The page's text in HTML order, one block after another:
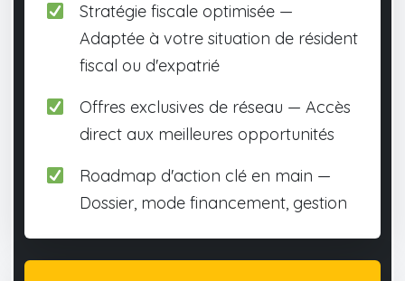
Stratégie fiscale optimisée —
Adaptée à votre situation de résident
fiscal ou d'expatrié
Offres exclusives de réseau — Accès
direct aux meilleures opportunités
Roadmap d'action clé en main —
Dossier, mode financement, gestion